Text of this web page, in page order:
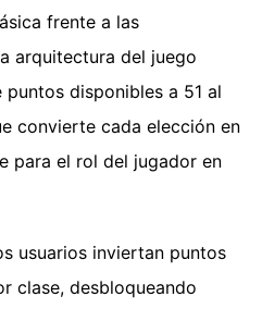
frente a las
arquitectura del juego
disponibles a 51 al
convierte cada elección en
para el rol del jugador en
usuarios inviertan puntos
clase, desbloqueando